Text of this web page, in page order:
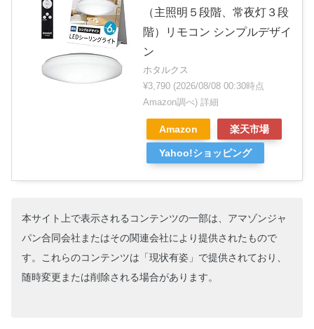
（主照明５段階、常夜灯３段
階）リモコン シンプルデザイ
ン
ホタルクス
¥3,790 (2026/08/08 00:30時点
Amazon調べ) 詳細
Amazon 楽天市場
Yahoo!ショッピング
本サイト上で表示されるコンテンツの一部は、アマゾンジャ
パン合同会社またはその関連会社により提供されたもので
す。これらのコンテンツは「現状有姿」で提供されており、
随時変更または削除される場合があります。